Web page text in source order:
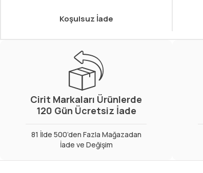
Koşulsuz İade
Cirit Markaları Ürünlerde
120 Gün Ücretsiz İade
81 İlde 500’den Fazla Mağazadan
İade ve Değişim